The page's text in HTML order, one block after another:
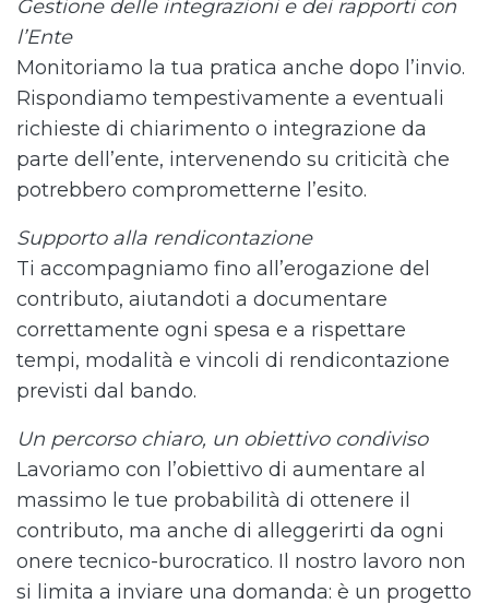
Gestione delle integrazioni e dei rapporti con
l’Ente
Monitoriamo la tua pratica anche dopo l’invio.
Rispondiamo tempestivamente a eventuali
richieste di chiarimento o integrazione da
parte dell’ente, intervenendo su criticità che
potrebbero comprometterne l’esito.
Supporto alla rendicontazione
Ti accompagniamo fino all’erogazione del
contributo, aiutandoti a documentare
correttamente ogni spesa e a rispettare
tempi, modalità e vincoli di rendicontazione
previsti dal bando.
Un percorso chiaro, un obiettivo condiviso
Lavoriamo con l’obiettivo di aumentare al
massimo le tue probabilità di ottenere il
contributo, ma anche di alleggerirti da ogni
onere tecnico-burocratico. Il nostro lavoro non
si limita a inviare una domanda: è un progetto